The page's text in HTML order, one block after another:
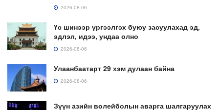
2026-08-06
Үс шинээр үргээлгэх буюу засуулахад эд,
эдлэл, идээ, ундаа олно
2026-08-06
Улаанбаатарт 29 хэм дулаан байна
2026-08-06
Зүүн азийн волейболын аварга шалгаруулах